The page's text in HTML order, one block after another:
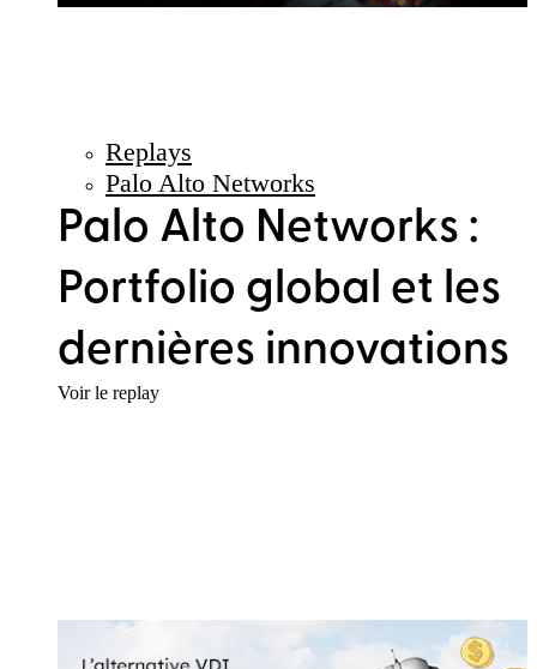
Replays
Palo Alto Networks
Palo Alto Networks :
Portfolio global et les
dernières innovations
Voir le replay